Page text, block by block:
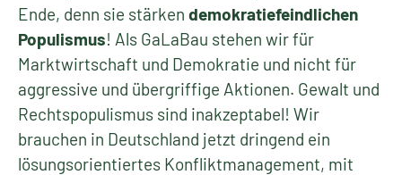
Ende, denn sie stärken demokratiefeindlichen
Populismus! Als GaLaBau stehen wir für
Marktwirtschaft und Demokratie und nicht für
aggressive und übergriffige Aktionen. Gewalt und
Rechtspopulismus sind inakzeptabel! Wir
brauchen in Deutschland jetzt dringend ein
lösungsorientiertes Konfliktmanagement, mit